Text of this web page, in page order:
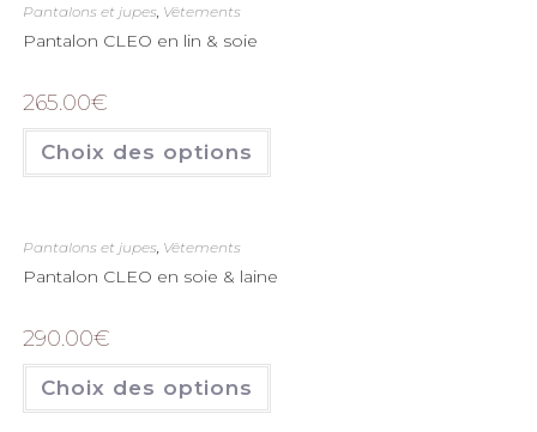
Pantalons et jupes, Vêtements
Pantalon CLEO en lin & soie
265.00€
Choix des options
Pantalons et jupes Vêtements
Pantalon CLEO en soie & laine
290.00€
Choix des options